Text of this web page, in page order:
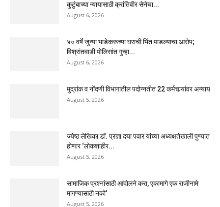
कुटुंबाच्या न्यायासाठी क्रांतिवीर सेनेचा...
August 6, 2026
४० वर्षे जुन्या भाडेकरूच्या घराची भिंत पाडल्याचा आरोप;
विश्रांतवाडी पोलिसांत गुन्हा...
August 6, 2026
मुद्रांक व नोंदणी विभागातील पदोन्नतीत 22 कर्मचार्‍यांवर अन्याय
August 5, 2026
ज्येष्ठ लेखिका डॉ. प्रज्ञा दया पवार यांच्या अध्यक्षतेखाली पुण्यात
होणार ‘लोकशाहीर...
August 5, 2026
सामाजिक प्रश्नांसाठी आंदोलने करा, एकामागे एक राजीनामे
मागण्यासाठी नको’
August 5, 2026